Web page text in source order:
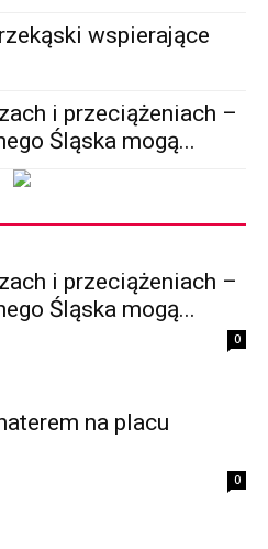
wspierające
i przeciążeniach –
Śląska mogą...
i przeciążeniach –
Śląska mogą...
0
na placu
0